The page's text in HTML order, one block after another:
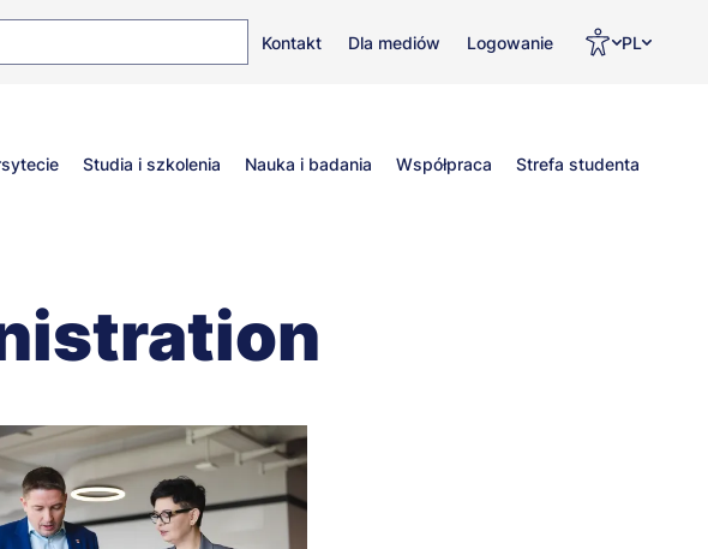
Top
Kontakt Dla mediów Logowanie PL
Studia i szkolenia Nauka i badania Współpraca Strefa studenta